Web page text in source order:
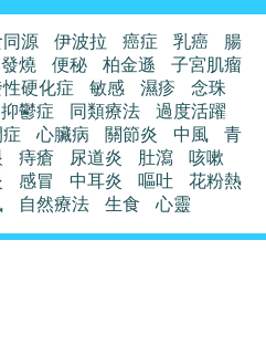
源 伊波拉 癌症 乳癌
腸
發燒
便秘 柏金遜
子宮肌瘤
硬化症
敏感 濕疹
念珠
抑鬱症
同類療法
過度活躍
心臟病 關節炎 中風
青
痔瘡 尿道炎 肚瀉
咳嗽
感冒 中耳炎 嘔吐
花粉熱
自然療法 生食 心靈